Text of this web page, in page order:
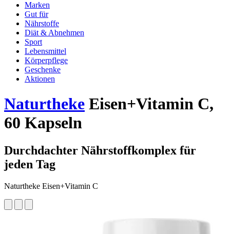
Marken
Gut für
Nährstoffe
Diät & Abnehmen
Sport
Lebensmittel
Körperpflege
Geschenke
Aktionen
Naturtheke Eisen+Vitamin C,
60 Kapseln
Durchdachter Nährstoffkomplex für
jeden Tag
Naturtheke Eisen+Vitamin C